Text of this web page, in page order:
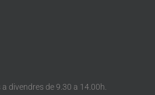
divendres de 9.30 a 14.00h.